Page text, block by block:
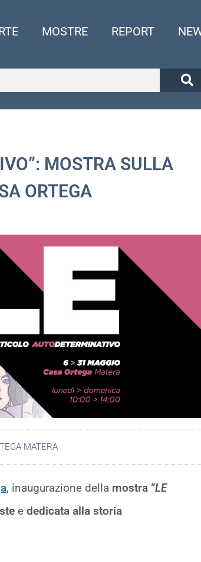
MOSTRE REPORT
MOSTRA SULLA
ORTEGA
MATERA
, inaugurazione della mostra “LE
e dedicata alla storia